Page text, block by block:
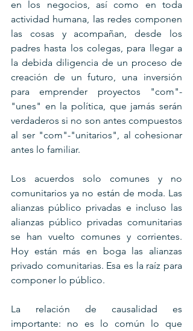
en los negocios, así como en toda
actividad humana, las redes componen
las cosas y acompañan, desde los
padres hasta los colegas, para llegar a
la debida diligencia de un proceso de
creación de un futuro, una inversión
para emprender proyectos "com"-
"unes" en la política, que jamás serán
verdaderos si no son antes compuestos
al ser "com"-"unitarios", al cohesionar
antes lo familiar.
Los acuerdos solo comunes y no
comunitarios ya no están de moda. Las
alianzas público privadas e incluso las
alianzas público privadas comunitarias
se han vuelto comunes y corrientes.
Hoy están más en boga las alianzas
privado comunitarias. Esa es la raíz para
componer lo público.
La relación de causalidad es
importante: no es lo común lo que